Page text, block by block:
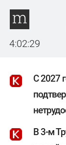
4:02:29
С 2027
В 3-м